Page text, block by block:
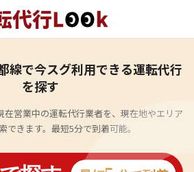
線で今スグ利用できる運転代行
を探す
営業中の運転代行業者を、現在地やエリア
できます。最短5分で到着可能。